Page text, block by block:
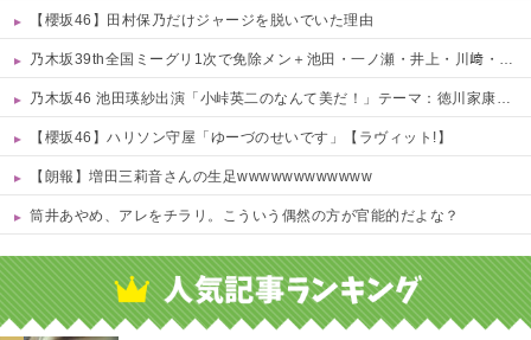
【櫻坂46】田村保乃だけジャージを脱いでいた理由
乃木坂39th全国ミーグリ1次で免除メン＋池田・一ノ瀬・井上・川﨑・菅原・中西が全完売
乃木坂46 池田瑛紗出演「小峠英二のなんて美だ！」テーマ：徳川家康【2025.8.5 24:00〜 TOKYO MX】
【櫻坂46】ハリソン守屋「ゆーづのせいです」【ラヴィット!】
【朗報】増田三莉音さんの生足wwwwwwwwwwww
筒井あやめ、アレをチラリ。こういう偶然の方が官能的だよな？